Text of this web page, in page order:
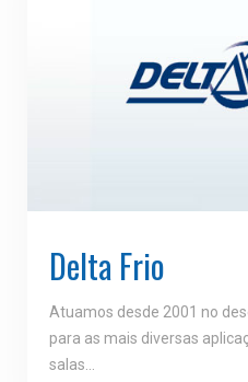
Delta Frio
Atuamos desde 2001 no
para as mais diversas
salas…